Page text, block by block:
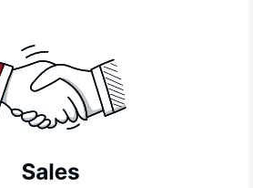
nuove opportunità
relazioni durature con i
accordi vantaggiosi e
con successo, sfruttare il
della clientela.